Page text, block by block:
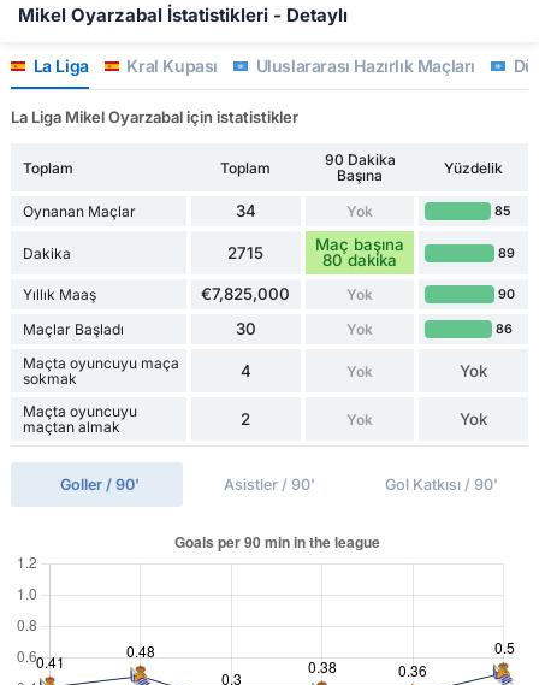
Mikel Oyarzabal İstatistikleri - Detaylı
La Liga Kral Kupası Uluslararası Hazırlık Maçları
La Liga Mikel Oyarzabal için istatistikler
Toplam Toplam
90 Dakika
Başına
Yüzdelik
Oynanan Maçlar 34 Yok 85
Dakika 2715
Maç başına
80 dakika
89
Yıllık Maaş €7,825,000 Yok 90
Maçlar Başladı 30 Yok 86
Maçta oyuncuyu maça
sokmak
4 Yok Yok
Maçta oyuncuyu
maçtan almak
2 Yok Yok
Goller / 90' Asistler / 90' Gol Katkısı / 90'